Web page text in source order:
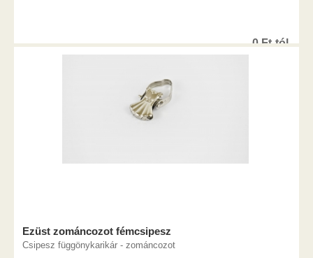
0Ft-tól
Ezüst zománcozot fémcsipesz
Csipesz függönykarikár - zománcozot